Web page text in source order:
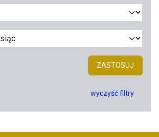
ZASTOSUJ
wyczyść filtry